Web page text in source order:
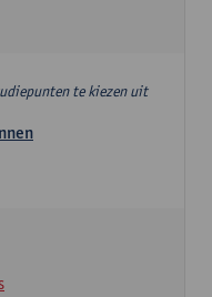
te kiezen uit